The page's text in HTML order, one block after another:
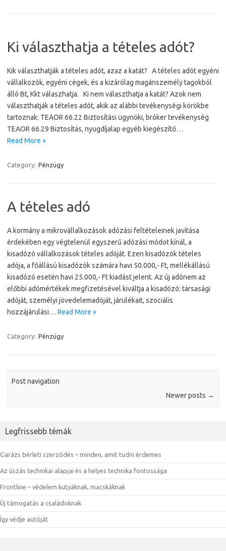
Ki választhatja a tételes adót?
Kik választhatják a tételes adót, azaz a katát? A tételes adót egyéni
vállalkozók, egyéni cégek, és a kizárólag magánszemély tagokból
álló Bt, Kkt válaszhatja. Ki nem választhatja a katát? Azok nem
választhatják a tételes adót, akik az alábbi tevékenységi körökbe
tartoznak: TEAOR 66.22 Biztosítási ügynöki, bróker tevékenység
TEAOR 66.29 Biztosítás, nyugdíjalap egyéb kiegészítő…
Read More »
Category: Pénzügy
A tételes adó
A kormány a mikrovállalkozások adózási feltételeinek javítása
érdekében egy végtelenül egyszerű adózási módot kínál, a
kisadózó vállalkozások tételes adóját. Ezen kisadózók tételes
adója, a főállású kisadózók számára havi 50.000,- Ft, mellékállású
kisadózó esetén havi 25.000,- Ft kiadást jelent. Az új adónem az
előbbi adómértékek megfizetésével kiváltja a kisadózó: társasági
adóját, személyi jövedelemadóját, járulékait, szociális
hozzájárulási… Read More »
Category: Pénzügy
Post navigation
Newer posts →
Legfrissebb témák
Garázs bérleti szerződés – minden, amit tudni érdemes
Az úszás technikai alapjai és a helyes technika fontossága
Frontline – védelem kutyáknak, macskáknak
Új támogatás a családoknak
Így védje autóját